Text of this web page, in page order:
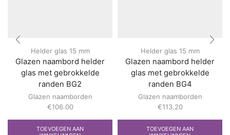
Helder glas 15 mm
Glazen naambord helder
glas met gebrokkelde
randen BG2
Glazen naamborden
€106.00
TOEVOEGEN AAN
Helder glas 15 mm
Glazen naambord helder
glas met gebrokkelde
randen BG4
Glazen naamborden
€113.20
TOEVOEGEN AAN